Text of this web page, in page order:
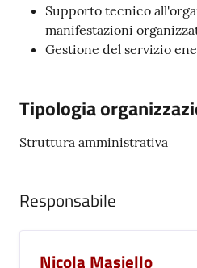
Tutti
argomenti...
su
Supporto tecnico
manifestazioni
Gestione del servizio
Tipologia
Struttura amministrativa
Responsabile
Nicola Masiello